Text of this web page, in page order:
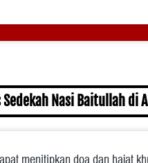
Sedekah Nasi Baitullah di
menitipkan doa dan hajat